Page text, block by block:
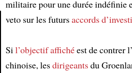
militaire pour une durée indéfinie
veto sur les futursaccords
Si l’objectif affichéest de contrer
chinoise, lesdirigeantsdu